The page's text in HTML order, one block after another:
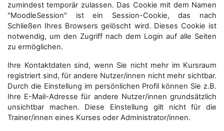
zumindest temporär zulassen. Das Cookie mit dem Namen
"MoodleSession" ist ein Session-Cookie, das nach
Schließen Ihres Browsers gelöscht wird. Dieses Cookie ist
notwendig, um den Zugriff nach dem Login auf alle Seiten
zu ermöglichen.
Ihre Kontaktdaten sind, wenn Sie nicht mehr im Kursraum
registriert sind, für andere Nutzer/innen nicht mehr sichtbar.
Durch die Einstellung im persönlichen Profil können Sie z.B.
Ihre E-Mail-Adresse für andere Nutzer/innen grundsätzlich
unsichtbar machen. Diese Einstellung gilt nicht für die
Trainer/innen eines Kurses oder Administrator/innen.